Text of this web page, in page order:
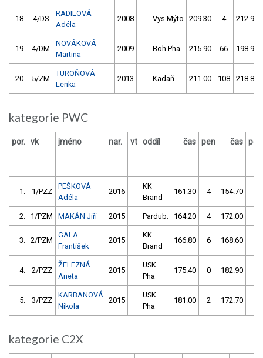
18. 4/DS
RADILOVÁ
Adéla
2008 Vys.Mýto 209.30 4 212.90
19. 4/DM
NOVÁKOVÁ
Martina
2009 Boh.Pha 215.90 66 198.90
20. 5/ZM
TUROŇOVÁ
Lenka
2013 Kadaň 211.00 108 218.80
kategorie PWC
por. vk jméno nar. vt oddíl čas pen čas pen
1. 1/PZZ
PEŠKOVÁ
Adéla
2016
KK
Brand
161.30 4 154.70 4
2. 1/PZM MAKÁN Jiří 2015 Pardub. 164.20 4 172.00 0
3. 2/PZM
GALA
František
2015
KK
Brand
166.80 6 168.60 6
4. 2/PZZ
ŽELEZNÁ
Aneta
2015
USK
Pha
175.40 0 182.90 2
5. 3/PZZ
KARBANOVÁ
Nikola
2015
USK
Pha
181.00 2 172.70 6
kategorie C2X